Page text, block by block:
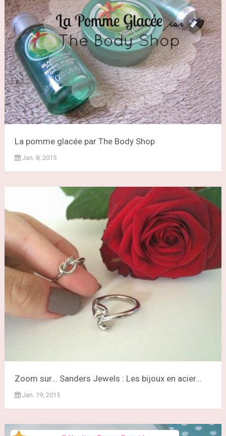
La pomme glacée par The Body Shop
Jan. 8, 2015
Zoom sur... Sanders Jewels : Les bijoux en acier...
Jan. 19, 2015